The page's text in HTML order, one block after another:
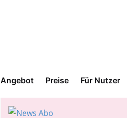
Angebot Preise Für Nutzer